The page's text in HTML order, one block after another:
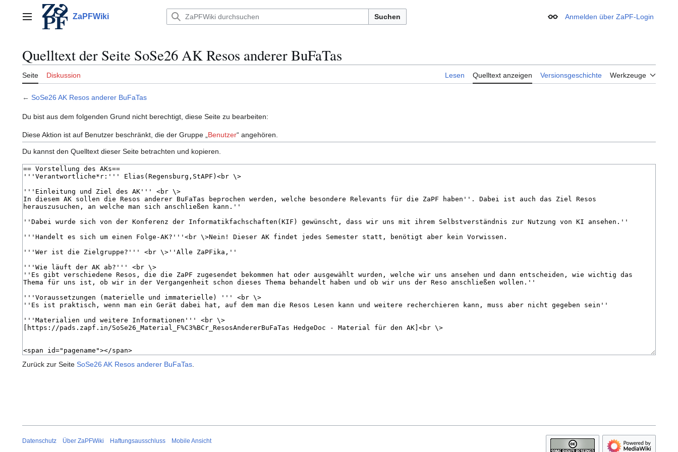
springenHauptmenü ZaPFWiki Suchen Erscheinungsbild
Anmelden über ZaPF-Login
Quelltext der Seite SoSe26 AK Resos anderer BuFaTas
Seite Diskussion Lesen Quelltext anzeigen Versionsgeschichte Werkzeuge
← SoSe26 AK Resos anderer BuFaTas
Du bist aus dem folgenden Grund nicht berechtigt, diese Seite zu bearbeiten:
Diese Aktion ist auf Benutzer beschränkt, die der Gruppe „ Benutzer“ angehören.
Du kannst den Quelltext dieser Seite betrachten und kopieren.
Zurück zur Seite SoSe26 AK Resos anderer BuFaTas.
Datenschutz Über ZaPFWiki Haftungsausschluss Mobile Ansicht